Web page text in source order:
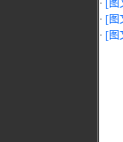
· [图
· [图
· [图